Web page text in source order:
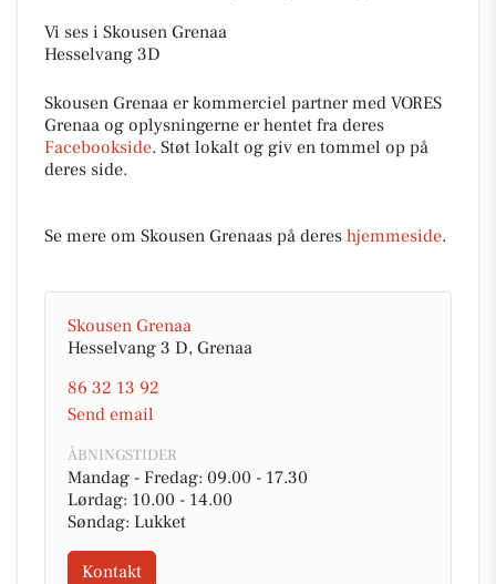
Vi ses i Skousen Grenaa
Hesselvang 3D
Skousen Grenaa er kommerciel partner med VORES
Grenaa og oplysningerne er hentet fra deres
Facebookside. Støt lokalt og giv en tommel op på
deres side.
Se mere om Skousen Grenaas på deres hjemmeside.
Skousen Grenaa
Hesselvang 3 D, Grenaa
86 32 13 92
Send email
ÅBNINGSTIDER
Mandag - Fredag: 09.00 - 17.30
Lørdag: 10.00 - 14.00
Søndag: Lukket
Kontakt